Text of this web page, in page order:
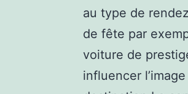
au type de
de fête par
voiture de
influencer